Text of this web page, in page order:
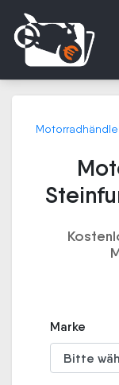
Marke